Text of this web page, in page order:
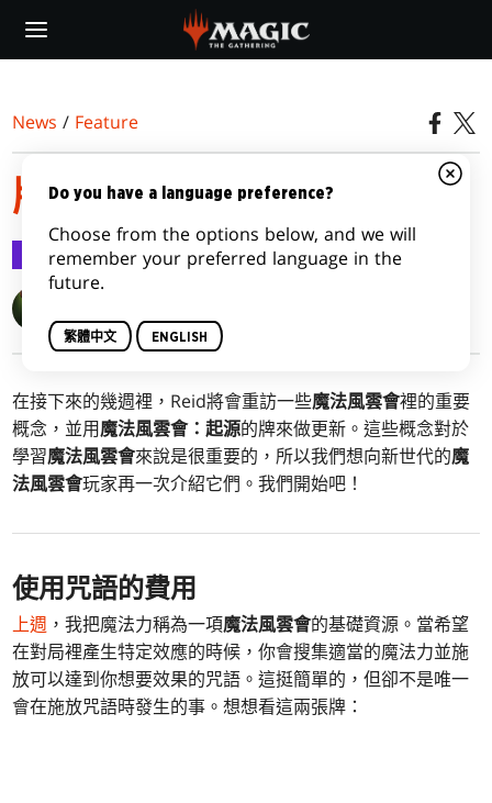
main
News / Feature
牌張優勢的基礎
Feature 2015-07-13
在接下來的幾週裡，Reid將會重訪一些魔法風雲會裡的重要
概念，並用魔法風雲會：起源的牌來做更新。這些概念對於
學習魔法風雲會來說是很重要的，所以我們想向新世代的魔
法風雲會玩家再一次介紹它們。我們開始吧！
使用咒語的費用
上週 ，我把魔法力稱為一項魔法風雲會的基礎資源。當希望
在對局裡產生特定效應的時候，你會搜集適當的魔法力並施
放可以達到你想要效果的咒語。這挺簡單的，但卻不是唯一
會在施放咒語時發生的事。想想看這兩張牌：
Do you have a language preference?
Choose from the options below, and we will
remember your preferred language in the
future.
繁體中文 ENGLISH